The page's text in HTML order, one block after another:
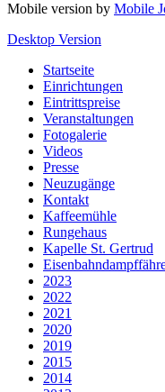
Mobile version by Mobile
Desktop Version
Startseite
Einrichtungen
Eintrittspreise
Veranstaltungen
Fotogalerie
Videos
Presse
Neuzugänge
Kontakt
Kaffeemühle
Rungehaus
Kapelle St. Gertrud
2023
2022
2021
2020
2019
2015
2014